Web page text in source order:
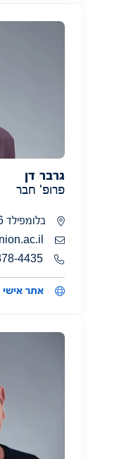
גרבר דן
פרופ' חבר
בלומפילד 406
אתר אישי